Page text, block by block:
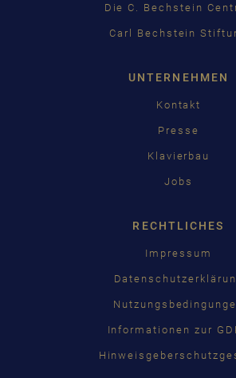
Die C. Bechstein
Carl Bechstein
UNTERNEHMEN
Kontakt
Presse
Klavierbau
Jobs
RECHTLICHES
Impressum
Informationen zur